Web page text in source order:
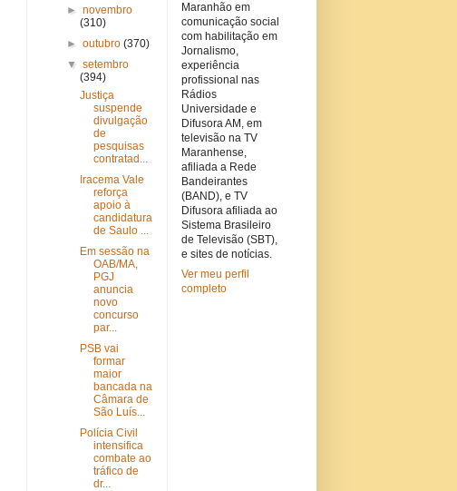
► novembro
(310)
► outubro (370)
▼ setembro
(394)
Justiça
suspende
divulgação
de
pesquisas
contratad...
Iracema Vale
reforça
apoio à
candidatura
de Saulo ...
Em sessão na
OAB/MA,
PGJ
anuncia
novo
concurso
par...
PSB vai
formar
maior
bancada na
Câmara de
São Luís...
Polícia Civil
intensifica
combate ao
tráfico de
dr...
Maranhão em
comunicação social
com habilitação em
Jornalismo,
experiência
profissional nas
Rádios
Universidade e
Difusora AM, em
televisão na TV
Maranhense,
afiliada a Rede
Bandeirantes
(BAND), e TV
Difusora afiliada ao
Sistema Brasileiro
de Televisão (SBT),
e sites de notícias.
Ver meu perfil
completo